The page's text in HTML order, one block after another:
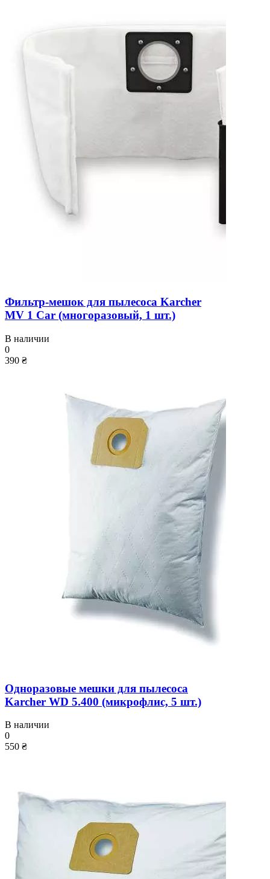
Фильтр-мешок для пылесоса Karcher
MV 1 Car (многоразовый, 1 шт.)
В наличии
0
390 ₴
Одноразовые мешки для пылесоса
Karcher WD 5.400 (микрофлис, 5 шт.)
В наличии
0
550 ₴